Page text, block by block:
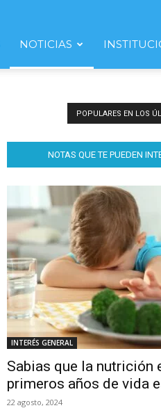
NOTICIAS
POPULARES EN LOS
NOTAS QUE TE PUEDEN
INTERÉS GENERAL
Sabias que la nutrición
primeros años de vida
22 agosto, 2024